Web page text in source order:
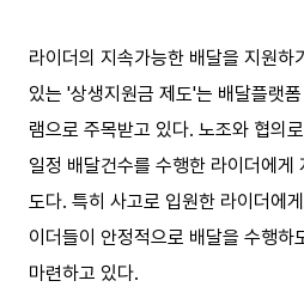
라이더의 지속가능한 배달을 지원하
있는 '상생지원금 제도'는 배달플랫
램으로 주목받고 있다. 노조와 협의
일정 배달건수를 수행한 라이더에게
도다. 특히 사고로 입원한 라이더에
이더들이 안정적으로 배달을 수행하
마련하고 있다.